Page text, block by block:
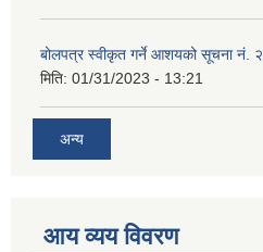
बोलपत्र स्वीकृत गर्ने आशयको सूचना नं. २
मिति: 01/31/2023 - 13:21
अन्य
आय व्यय विवरण